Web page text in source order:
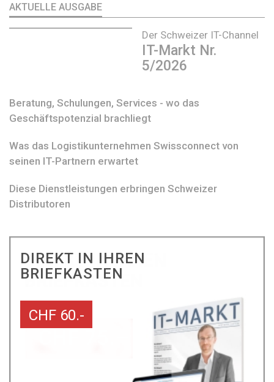
AKTUELLE AUSGABE
Der Schweizer IT-Channel
IT-Markt Nr.
5/2026
Beratung, Schulungen, Services - wo das
Geschäftspotenzial brachliegt
Was das Logistikunternehmen Swissconnect von
seinen IT-Partnern erwartet
Diese Dienstleistungen erbringen Schweizer
Distributoren
DIREKT IN IHREN
BRIEFKASTEN
CHF 60.-